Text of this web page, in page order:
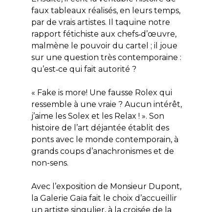
faux tableaux réalisés, en leurs temps,
par de vrais artistes. Il taquine notre
rapport fétichiste aux chefs‑d’œuvre,
malmène le pouvoir du cartel ; il joue
sur une question très contemporaine :
qu’est‑ce qui fait autorité ?
« Fake is more! Une fausse Rolex qui
ressemble à une vraie ? Aucun intérêt,
j’aime les Solex et les Relax ! ». Son
histoire de l’art déjantée établit des
ponts avec le monde contemporain, à
grands coups d’anachronismes et de
non-sens.
Avec l’exposition de Monsieur Dupont,
la Galerie Gaïa fait le choix d’accueillir
un artiste singulier, à la croisée de la